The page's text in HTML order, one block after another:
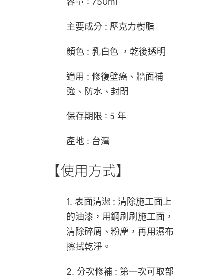
主要成分 : 壓克力樹脂
顏色 : 乳白色 ，乾後透明
適用 : 修復壁癌、牆面補
強、防水、封閉
保存期限 : 5 年
產地 : 台灣
【使用方式】
1. 表面清潔 : 清除施工面上
的油漆，用鋼刷刷施工面，
清除碎屑、粉塵，再用濕布
擦拭乾淨。
2. 分次修補 : 第一次可取部